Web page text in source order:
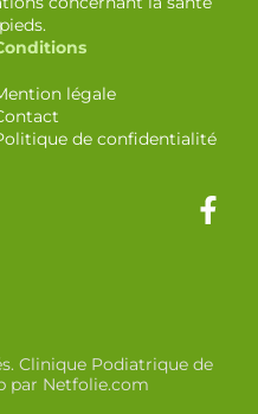
légale
de confidentialité
Clinique Podiatrique de
par Netfolie.com